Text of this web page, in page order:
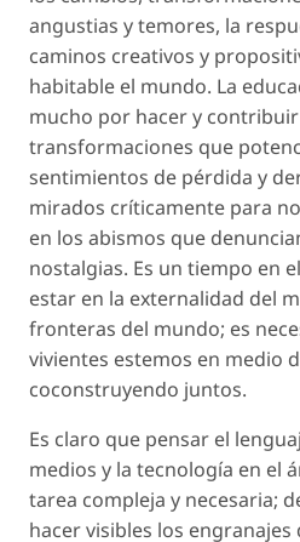
angustias y temores, la
caminos creativos y
habitable el mundo. La
mucho por hacer y
transformaciones que
sentimientos de pérdida y
mirados críticamente para
en los abismos que
nostalgias. Es un tiempo en
estar en la externalidad del
fronteras del mundo; es
vivientes estemos en medio
coconstruyendo juntos.
Es claro que pensar el
medios y la tecnología en el
tarea compleja y necesaria;
hacer visibles los